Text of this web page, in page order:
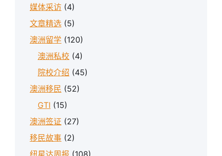
媒体采访 (4)
文章精选 (5)
澳洲留学 (120)
澳洲私校 (4)
院校介绍 (45)
澳洲移民 (52)
GTI (15)
澳洲签证 (27)
移民故事 (2)
纽星达周报 (108)